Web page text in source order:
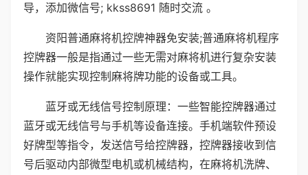
导，添加微信号; kkss8691 随时交流 。
资阳普通麻将机控牌神器免安装;普通麻将机程序
控牌器一般是指通过一些无需对麻将机进行复杂安装
操作就能实现控制麻将牌功能的设备或工具。
蓝牙或无线信号控制原理：一些智能控牌器通过
蓝牙或无线信号与手机等设备连接。手机端软件预设
好牌型等指令，发送信号给控牌器，控牌器接收到信
号后驱动内部微型电机或机械结构，在麻将机洗牌、